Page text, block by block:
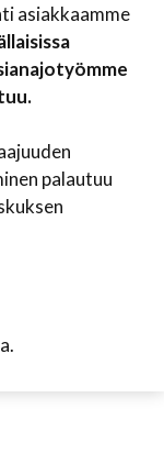
asiakkaamme
palautuu